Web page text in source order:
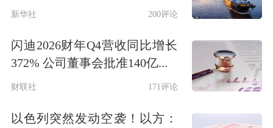
家，其中，证券类私募、股权类私募分
别登记10家、4家，证券类私募登记数
新华社 200评论
闪迪2026财年Q4营收同比增长
372% 公司董事会批准140亿...
财联社 171评论
以色列突然发动空袭！以方：